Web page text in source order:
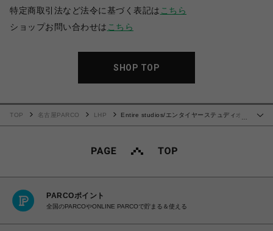
特定商取引法など法令に基づく表記は こちら
ショップお問い合わせは こちら
SHOP TOP
…
TOP 名古屋PARCO LHP
Entire studios/エンタイヤーステュディオ
PARCOポイント
全国のPARCOやONLINE PARCOで貯まる＆使える